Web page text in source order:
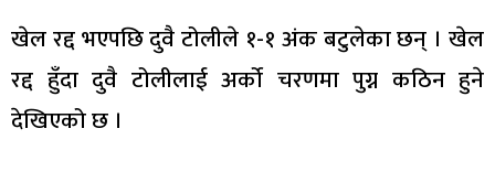
खेल रद्द भएपछि दुवै टोलीले १-१ अंक बटुलेका छन् । खेल
रद्द हुँदा दुवै टोलीलाई अर्को चरणमा पुग्न कठिन हुने
देखिएको छ ।